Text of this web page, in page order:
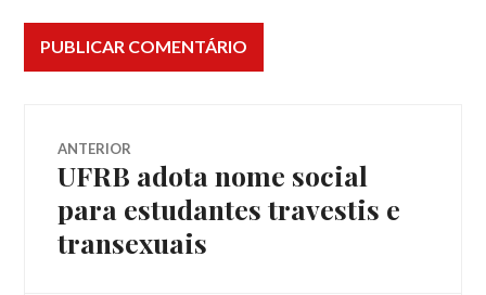
Navegação
de
Post
ANTERIOR
Post
UFRB adota nome social
para estudantes travestis e
transexuais